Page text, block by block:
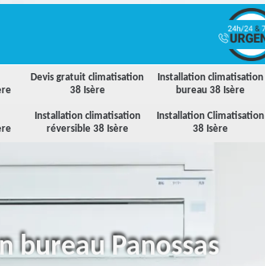
Devis gratuit climatisation
38 Isère
Installation climatisation
bureau 38 Isère
Installation climatisation
réversible 38 Isère
Installation Climatisation
38 Isère
Panossas